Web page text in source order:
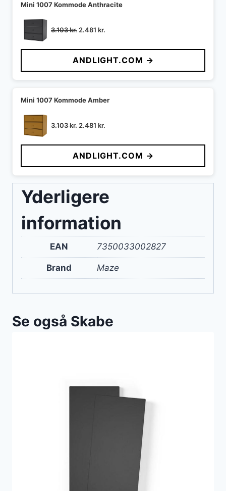
Mini 1007 Kommode Anthracite
3.103kr. Den
pris
var:
3.103 kr..
2.481 kr.
pris
er:
2.481 kr..
ANDLIGHT.COM →
Mini 1007 Kommode Amber
3.103kr. Den
pris
var:
3.103 kr..
2.481 kr.
pris
er:
2.481 kr..
ANDLIGHT.COM →
Yderligere
information
EAN 7350033002827
Brand Maze
Se også Skabe